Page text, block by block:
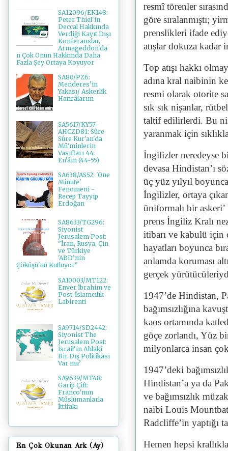
resmî törenler
göre sıralanmıştı;
prenslikleri ifade
atışlar dokuza
Top atışı hakkı
adına kral naibinin
resmi olarak otorite
sık sık nişanlar,
taltif edilirlerdi. Bu
yaranmak için
İngilizler neredeyse
devasa Hindistan’ı
üç yüz yılyıl
İngilizler, ortaya
üniformalı bir
prens İngiliz Kralı
itibarı ve kabulü için
hayatları boyunca
anlamda koruması
gerçek
1947’de Hindistan,
bağımsızlığına
kaos ortamında
göçe zorlandı, Yüz
milyonlarca insan
1947’deki
Hindistan’a ya da
ve bağımsızlık
naibi Louis
Radcliffe’in yaptığı
Hemen hepsi
SA12096/EK148:
Peter Thiel'in
Deccal Hakkında
Verdiği Kayıt Dışı
Konferanslar,
Armageddon'da
n Çok Onun Hakkında Daha
Fazla Şey Ortaya Koyuyor
SA80/PZ6:
Menderes’in
Yakası/ Askerlik
Hatırâlarım
SA5617/KY57-
AHCZD81: Sûre
Sûre Kur'an'da
Mü'minlerin
Vasıfları 44:
En'âm (44-55)
SA638/AS52: 'One
Minute'
Fenomeni -
Recep Tayyip
Erdoğan
SA8633/TG296:
Siyonist
Jerusalem Post:
"İran, Rusya, Çin
ve Türkiye
'ABD’nin
Çöküşü'nü Kutluyor"
SA10003/MT122:
Enver İbrahim ve
Post-İslamcılık
Labirenti
SA9714/SD2442:
Siyonist The
Jerusalem Post:
İsrail'in Ahlakî
Bir Dış Politikası
Var mı?
SA9639/MT48:
Garip Çift:
Franco'nun
Müslümanlarla
İttifakı
En Çok Okunan Ark (Ay)